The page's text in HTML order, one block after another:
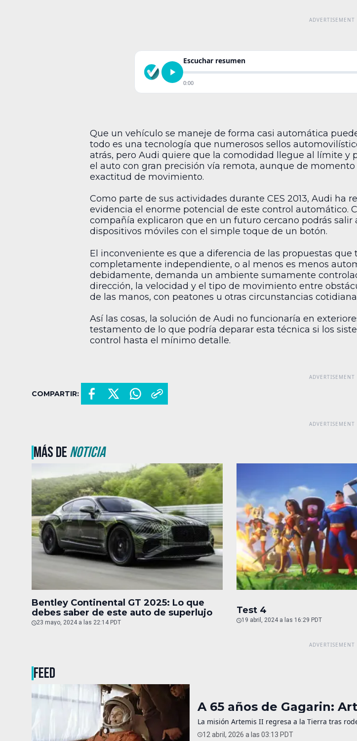
Escuchar resumen
0:00
Que un vehículo se maneje de forma casi automática
todo es una tecnología que numerosos sellos
atrás, pero Audi quiere que la comodidad llegue al límite y
el auto con gran precisión vía remota, aunque de
exactitud de movimiento.
Como parte de sus actividades durante CES 2013, Audi ha
evidencia el enorme potencial de este control automático.
compañía explicaron que en un futuro cercano podrás
dispositivos móviles con el simple toque de un botón.
El inconveniente es que a diferencia de las propuestas que
completamente independiente, o al menos es menos
debidamente, demanda un ambiente sumamente
dirección, la velocidad y el tipo de movimiento entre
de las manos, con peatones u otras circunstancias
Así las cosas, la solución de Audi no funcionaría en
testamento de lo que podría deparar esta técnica si los
control hasta el mínimo detalle.
COMPARTIR:
MÁS DENOTICIA
Bentley Continental GT 2025: Lo que
debes saber de este auto de superlujo
23 mayo, 2024 a las 22:14 PDT
Test 4
19 abril, 2024 a las 16:29 PDT
FEED
A 65 años de Gagarin:
La misión Artemis II regresa a la Tierra tras
12 abril, 2026 a las 03:13 PDT